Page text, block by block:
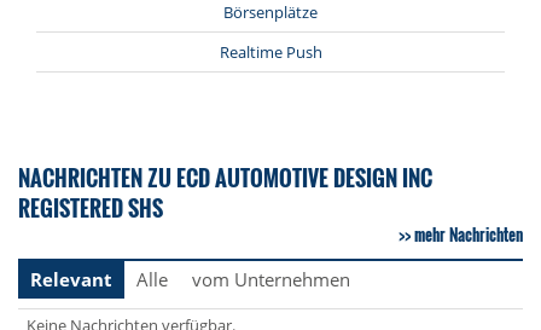
Börsenplätze
Realtime Push
NACHRICHTEN ZU ECD AUTOMOTIVE DESIGN INC
REGISTERED SHS
mehr Nachrichten
Relevant
Alle vom Unternehmen
Keine Nachrichten verfügbar.